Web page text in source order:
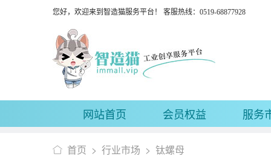
您好，欢迎来到智造猫服务平台！ 客服热线：0519-68877928
网站首页 会员权益 服务
首页 > 行业市场 > 钛螺母